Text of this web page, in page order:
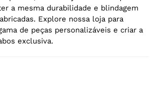
a mesma durabilidade e blindagem
Explore nossa loja para
de peças personalizáveis e criar a
exclusiva.